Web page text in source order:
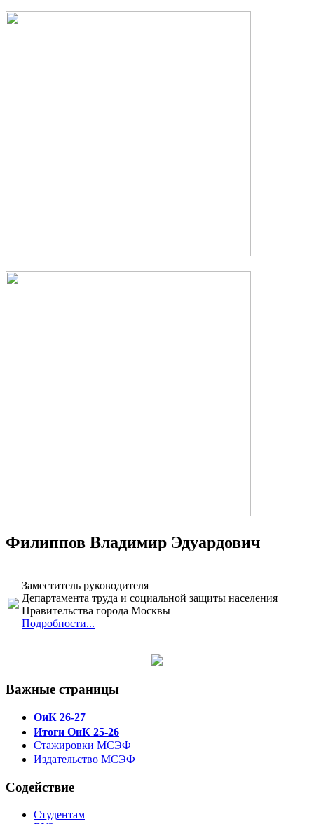
Филиппов Владимир Эдуардович
Заместитель руководителя
Департамента труда и социальной защиты населения
Правительства города Москвы
Подробности...
Важные страницы
ОиК 26-27
Итоги ОиК 25-26
Стажировки МСЭФ
Издательство МСЭФ
Содействие
Студентам